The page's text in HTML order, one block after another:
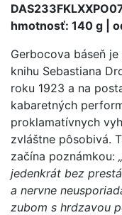
hmotnosť: 140 g |
Gerbocova báseň
knihu Sebastiana
roku 1923 a na
kabaretných
proklamatívnych
zvláštne pôsobivá.
začína poznámkou:
jedenkrát bez
a nervne
zubom s hrdzavou